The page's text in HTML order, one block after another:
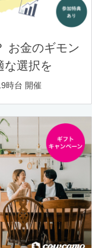
お金のギモン
な選択を
時台 開催